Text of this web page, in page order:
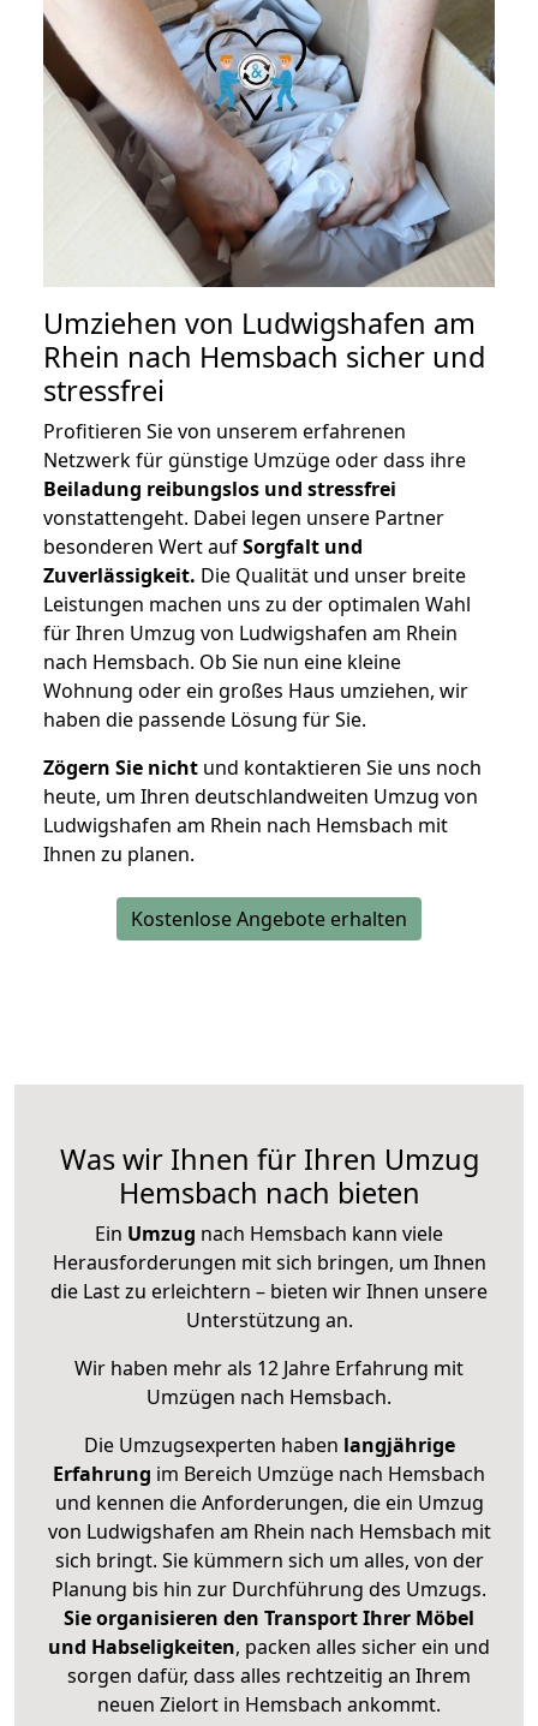
Umziehen von Ludwigshafen am
Rhein nach Hemsbach sicher und
stressfrei
Profitieren Sie von unserem erfahrenen
Netzwerk für günstige Umzüge oder dass ihre
Beiladung reibungslos und stressfrei
vonstattengeht. Dabei legen unsere Partner
besonderen Wert aufSorgfalt und
Zuverlässigkeit. Die Qualität und unser breite
Leistungen machen uns zu der optimalen Wahl
für Ihren Umzug von Ludwigshafen am Rhein
nach Hemsbach. Ob Sie nun eine kleine
Wohnung oder ein großes Haus umziehen, wir
haben die passende Lösung für Sie.
Zögern Sie nicht und kontaktieren Sie uns noch
heute, um Ihren deutschlandweiten Umzug von
Ludwigshafen am Rhein nach Hemsbach mit
Ihnen zu planen.
Kostenlose Angebote erhalten
Was wir Ihnen für Ihren Umzug
Hemsbach nach bieten
Ein Umzug nach Hemsbach kann viele
Herausforderungen mit sich bringen, um Ihnen
die Last zu erleichtern – bieten wir Ihnen unsere
Unterstützung an.
Wir haben mehr als 12 Jahre Erfahrung mit
Umzügen nach Hemsbach.
Die Umzugsexperten haben langjährige
Erfahrung im Bereich Umzüge nach Hemsbach
und kennen die Anforderungen, die ein Umzug
von Ludwigshafen am Rhein nach Hemsbach mit
sich bringt. Sie kümmern sich um alles, von der
Planung bis hin zur Durchführung des Umzugs.
Sie organisieren den Transport Ihrer Möbel
und Habseligkeiten, packen alles sicher ein und
sorgen dafür, dass alles rechtzeitig an Ihrem
neuen Zielort in Hemsbach ankommt.